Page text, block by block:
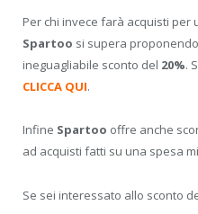
Per chi invece farà acquisti per
Spartoo si supera
ineguagliabile sconto del 20%.
CLICCA QUI.
Infine Spartoo offre anche
ad acquisti fatti su una spesa
Se sei interessato allo sconto